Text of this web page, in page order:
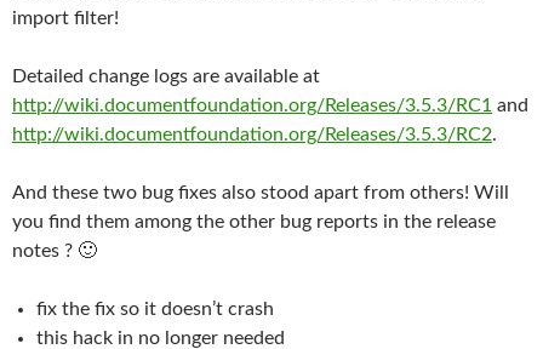
import filter!
Detailed change logs are available at
http://wiki.documentfoundation.org/Releases/3.5.3/RC1 and
http://wiki.documentfoundation.org/Releases/3.5.3/RC2.
And these two bug fixes also stood apart from others! Will
you find them among the other bug reports in the release
notes ? 🙂
fix the fix so it doesn’t crash
this hack in no longer needed